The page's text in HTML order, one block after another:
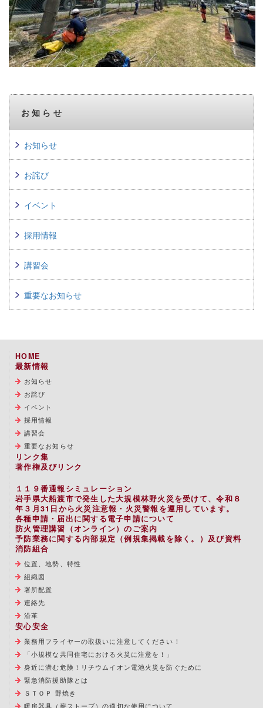
お知らせ
お知らせ
お詫び
イベント
採用情報
講習会
重要なお知らせ
HOME
最新情報
お知らせ
お詫び
イベント
採用情報
講習会
重要なお知らせ
リンク集
著作権及びリンク
１１９番通報シミュレーション
岩手県大船渡市で発生した大規模林野火災を受けて、令和８
年３月31日から火災注意報・火災警報を運用しています。
各種申請・届出に関する電子申請について
防火管理講習（オンライン）のご案内
予防業務に関する内部規定（例規集掲載を除く。）及び資料
消防組合
位置、地勢、特性
組織図
署所配置
連絡先
沿革
安心安全
業務用フライヤーの取扱いに注意してください！
「小規模な共同住宅における火災に注意を！」
身近に潜む危険！リチウムイオン電池火災を防ぐために
緊急消防援助隊とは
ＳＴＯＰ 野焼き
暖房器具（薪ストーブ）の適切な使用について